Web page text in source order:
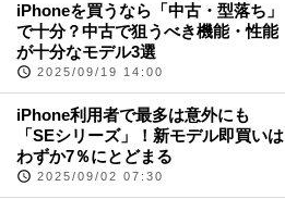
iPhoneを買うなら「中古・型落ち」
で十分？中古で狙うべき機能・性能
が十分なモデル3選
2025/09/19 14:00
iPhone利用者で最多は意外にも
「SEシリーズ」！新モデル即買いは
わずか7％にとどまる
2025/09/02 07:30